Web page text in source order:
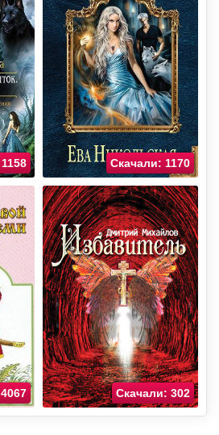
Скачали: 1170
Скачали: 302